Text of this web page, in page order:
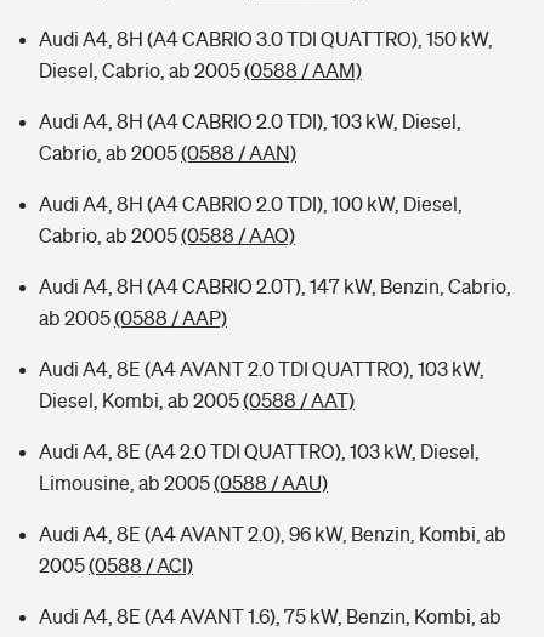
Audi A4, 8H (A4 CABRIO 3.0 TDI QUATTRO), 150 kW,
Diesel, Cabrio, ab 2005(0588 / AAM)
Audi A4, 8H (A4 CABRIO 2.0 TDI), 103 kW, Diesel,
Cabrio, ab 2005(0588 / AAN)
Audi A4, 8H (A4 CABRIO 2.0 TDI), 100 kW, Diesel,
Cabrio, ab 2005(0588 / AAO)
Audi A4, 8H (A4 CABRIO 2.0T), 147 kW, Benzin, Cabrio,
ab 2005(0588 / AAP)
Audi A4, 8E (A4 AVANT 2.0 TDI QUATTRO), 103 kW,
Diesel, Kombi, ab 2005(0588 / AAT)
Audi A4, 8E (A4 2.0 TDI QUATTRO), 103 kW, Diesel,
Limousine, ab 2005(0588 / AAU)
Audi A4, 8E (A4 AVANT 2.0), 96 kW, Benzin, Kombi, ab
2005(0588 / ACI)
Audi A4, 8E (A4 AVANT 1.6), 75 kW, Benzin, Kombi, ab